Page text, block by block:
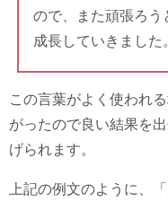
ので、また頑張ろう
成長していきました
この言葉がよく使われ
がったので良い結果を
げられます。
上記の例文のように、